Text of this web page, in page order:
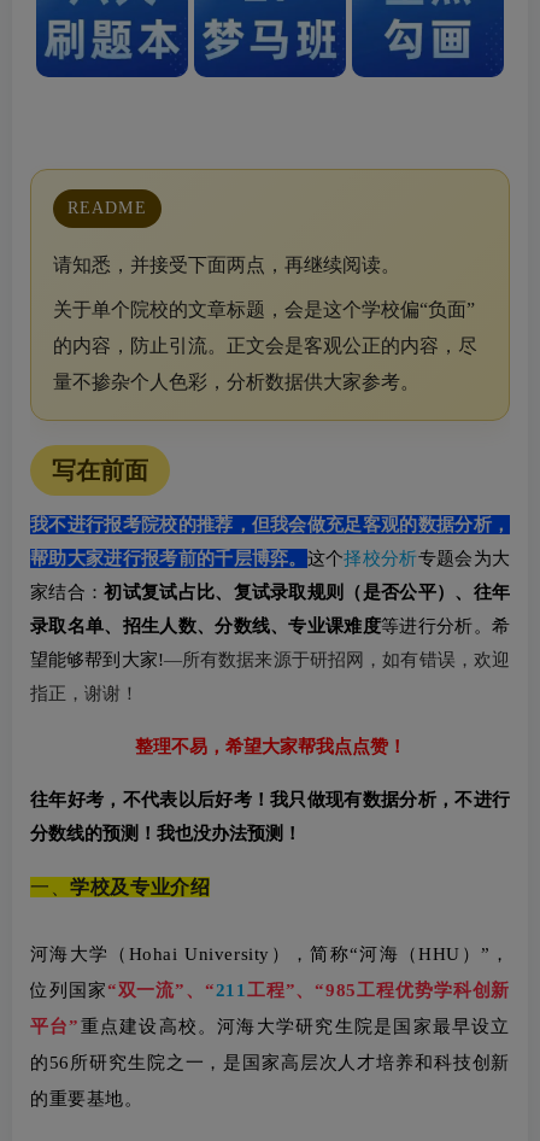
README
请知悉，并接受下面两点，再继续阅读。
关于单个院校的文章标题，会是这个学校偏“负面”
的内容，防止引流。正文会是客观公正的内容，尽
量不掺杂个人色彩，分析数据供大家参考。
写在前面
我不进行报考院校的推荐，但我会做充足客观的数据分析，
帮助大家进行报考前的千层博弈。 这个择校分析专题会为大
家结合：初试复试占比、复试录取规则（是否公平）、往年
录取名单、招生人数、分数线、专业课难度等进行分析。希
望能够帮到大家!—所有数据来源于研招网，如有错误，欢迎
指正，谢谢！
整理不易，希望大家帮我点点赞！
往年好考，不代表以后好考！我只做现有数据分析，不进行
分数线的预测！我也没办法预测！
一、学校及专业介绍
河海大学（Hohai University），简称“河海（HHU）” ，
位列国家“双一流”、 “211工程”、“985工程优势学科创新
平台”重点建设高校。河海大学研究生院是国家最早设立
的56所研究生院之一，是国家高层次人才培养和科技创新
的重要基地。